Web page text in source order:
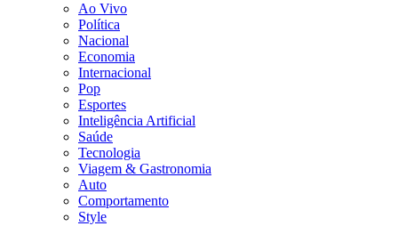
Ao Vivo
Política
Nacional
Economia
Internacional
Pop
Esportes
Inteligência Artificial
Saúde
Tecnologia
Viagem & Gastronomia
Auto
Comportamento
Style